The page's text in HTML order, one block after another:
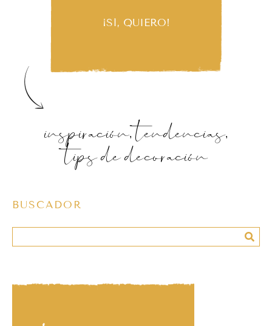
¡SÍ, QUIERO!
inspiración, tendencias,
tips de decoración
BUSCADOR